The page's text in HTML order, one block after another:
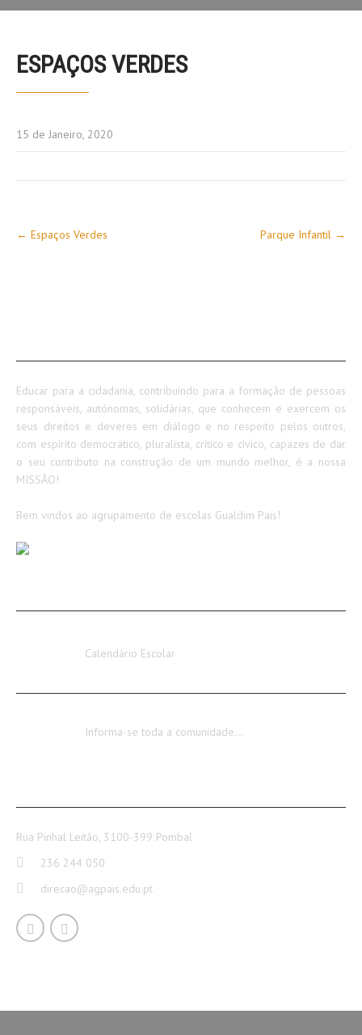
ESPAÇOS VERDES
15 de Janeiro, 2020
Post
navigation
← Espaços Verdes Parque Infantil →
Educar para a cidadania, contribuindo para a formação de pessoas
responsáveis, autónomas, solidárias, que conhecem e exercem os
seus direitos e deveres em diálogo e no respeito pelos outros,
com espírito democrático, pluralista, crítico e cívico, capazes de dar
o seu contributo na construção de um mundo melhor, é a nossa
MISSÃO!
Bem vindos ao agrupamento de escolas Gualdim Pais!
Calendário Escolar
Informa-se toda a comunidade…
Rua Pinhal Leitão, 3100-399 Pombal
236 244 050
direcao@agpais.edu.pt